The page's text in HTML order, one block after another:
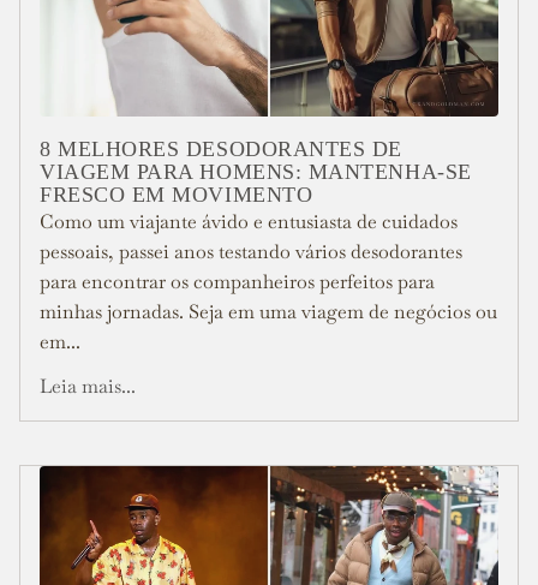
8 MELHORES DESODORANTES DE
VIAGEM PARA HOMENS: MANTENHA-SE
FRESCO EM MOVIMENTO
Como um viajante ávido e entusiasta de cuidados
pessoais, passei anos testando vários desodorantes
para encontrar os companheiros perfeitos para
minhas jornadas. Seja em uma viagem de negócios ou
em...
Leia mais...